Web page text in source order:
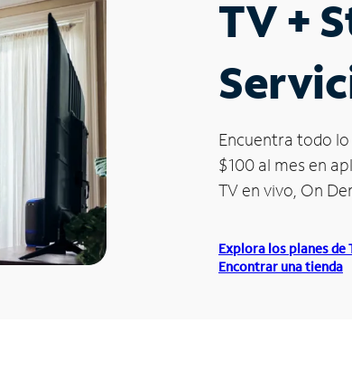
TV +
Encuentra todo
$100 al mes en
TV en vivo, On
Explora los planes de
Encontrar una tienda